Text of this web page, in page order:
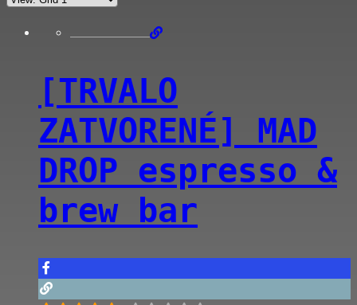
[TRVALO
ZATVORENÉ] MAD
DROP espresso &
brew bar